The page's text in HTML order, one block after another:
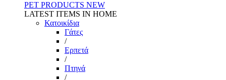
PET PRODUCTS NEW
LATEST ITEMS IN HOME
Κατοικίδια
Γάτες
/
Ερπετά
/
Πτηνά
/